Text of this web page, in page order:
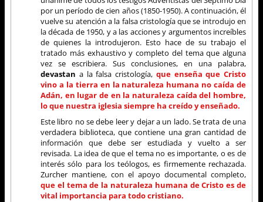
por un período de cien años (1850-1950). A continuación, él
vuelve su atención a la falsa cristología que se introdujo en
la década de 1950, y a las acciones y argumentos increíbles
de quienes la introdujeron. Esto hace de su trabajo el
tratado más exhaustivo y completo del tema que alguna
vez se escribiera. Sus conclusiones, en una palabra,
devastan a la falsa cristología, que enseña que Cristo
vino a la tierra en la naturaleza humana no caída de
Adán, en lugar de en la naturaleza caída del hombre,
lo que nuestra iglesia siempre ha creído y enseñado.
Este libro no se debe leer y dejar a un lado. Se trata de una
verdadera biblioteca, que contiene una gran cantidad de
información que debe ser estudiada y vuelto a ser
revisada. La idea de que el tema no es importante, o es de
interés sólo para los teólogos, es firmemente rechazada.
Zurcher mantiene, con el apoyo documental completo,
que el tema de la naturaleza humana de Cristo es de
vital importancia para todo cristiano.